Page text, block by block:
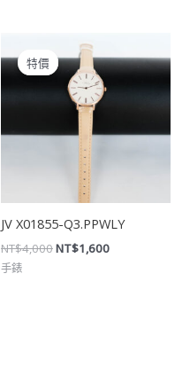
特價
特價
JV X01855-Q3.PPWLY
NT$4,000
始
價
格：
NT$4,000。
NT$1,600
前
價
手錶